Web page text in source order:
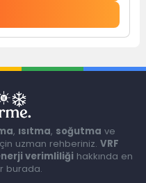
, ısıtma, soğutma ve
uzman rehberiniz. VRF
verimliliği hakkında en
burada.